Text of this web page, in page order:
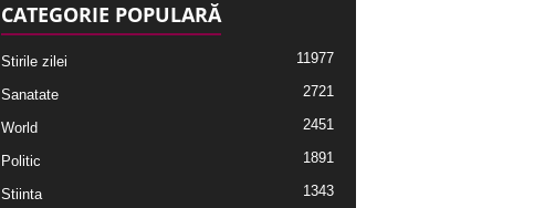
CATEGORIE POPULARĂ
Stirile zilei 11977
Sanatate 2721
World 2451
Politic 1891
Stiinta 1343